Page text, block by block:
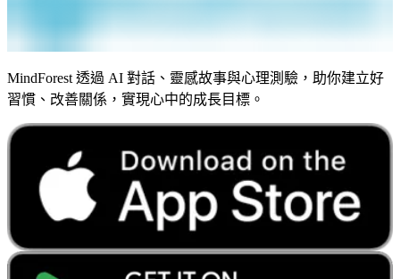
MindForest 透過 AI 對話、靈感故事與心理測驗，助你建立好
習慣、改善關係，實現心中的成長目標。